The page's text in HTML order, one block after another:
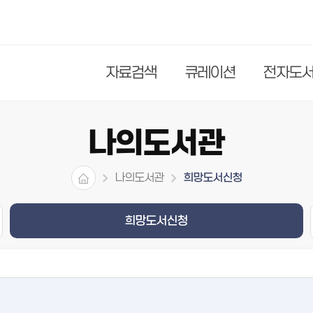
자료검색 큐레이션 전자도
나의도서관
나의도서관 희망도서신청
희망도서신청